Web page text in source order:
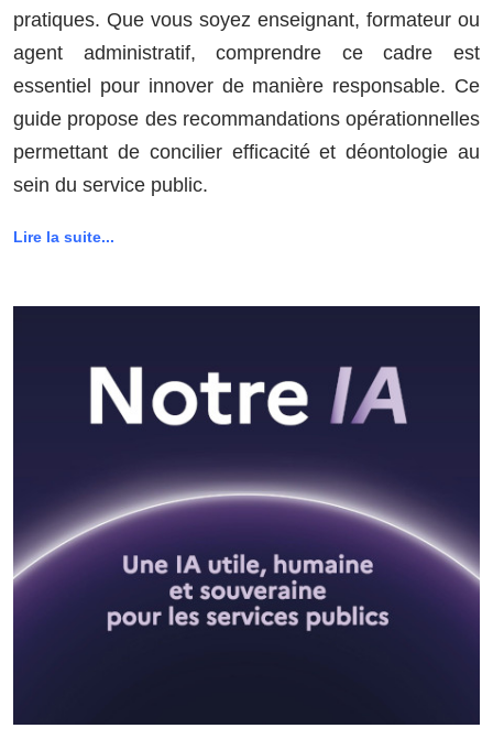
pratiques. Que vous soyez enseignant, formateur ou
agent administratif, comprendre ce cadre est
essentiel pour innover de manière responsable. Ce
guide propose des recommandations opérationnelles
permettant de concilier efficacité et déontologie au
sein du service public.
Lire la suite...